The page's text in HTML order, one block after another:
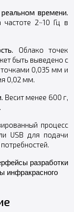
времени.
2~10 Гц в
Облако точек
быть выведено с
0,035 мм и
0,02 мм.
Весит менее 600 г,
процесс
USB для подачи
разработки
инфракрасного